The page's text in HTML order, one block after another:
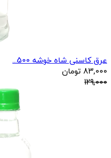
عرق کاسنی شاه خوشه 500...
83,000 تومان
129,000